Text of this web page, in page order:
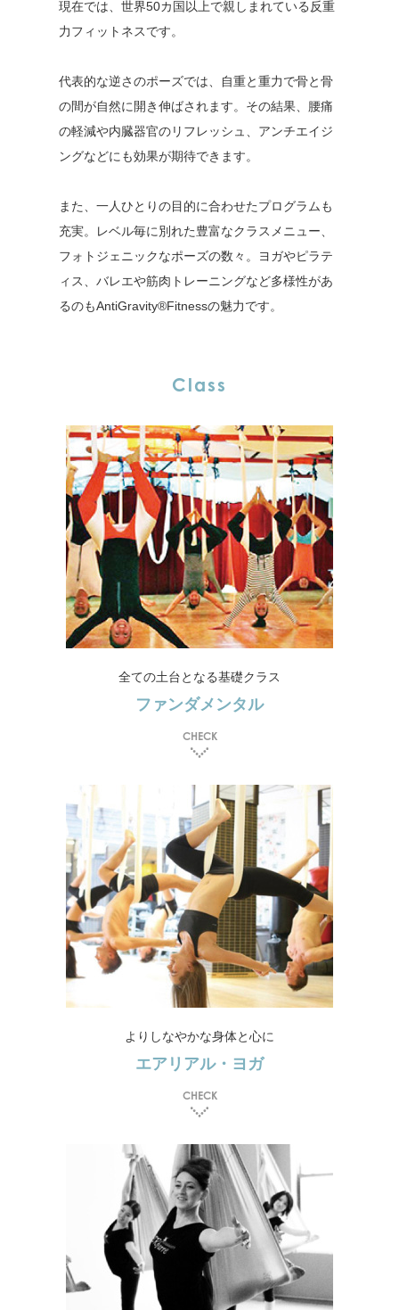
現在では、世界50カ国以上で親しまれている反重
力フィットネスです。
代表的な逆さのポーズでは、自重と重力で骨と骨
の間が自然に開き伸ばされます。その結果、腰痛
の軽減や内臓器官のリフレッシュ、アンチエイジ
ングなどにも効果が期待できます。
また、一人ひとりの目的に合わせたプログラムも
充実。レベル毎に別れた豊富なクラスメニュー、
フォトジェニックなポーズの数々。ヨガやピラテ
ィス、バレエや筋肉トレーニングなど多様性があ
るのもAntiGravity®Fitnessの魅力です。
Class
全ての土台となる基礎クラス
ファンダメンタル
CHECK
よりしなやかな身体と心に
エアリアル・ヨガ
CHECK